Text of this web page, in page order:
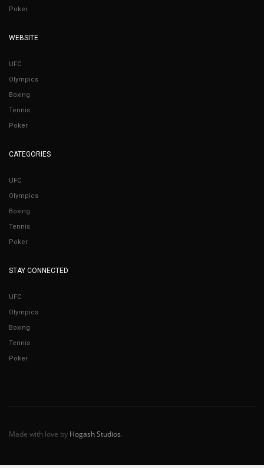
Poker
WEBSITE
UFC
Olympics
Boxing
Tennis
Poker
CATEGORIES
UFC
Olympics
Boxing
Tennis
Poker
STAY CONNECTED
UFC
Olympics
Boxing
Tennis
Poker
Made with love by Hogash Studios.